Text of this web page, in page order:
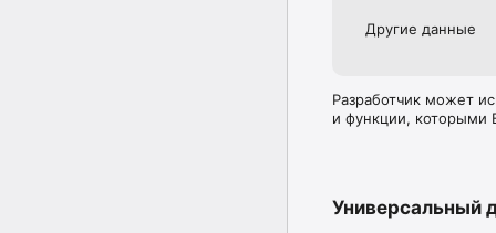
** Доступно не для
За передачу данных
Другие данные
Разработчик может
и функции, которыми
Универсальный